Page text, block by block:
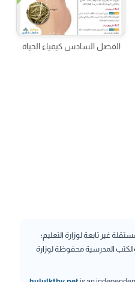
الفصل السادس كيمياء الحياة
غير تابعة لوزارة التعليم؛
المدرسية محفوظة لوزارة
hululktby.net is an